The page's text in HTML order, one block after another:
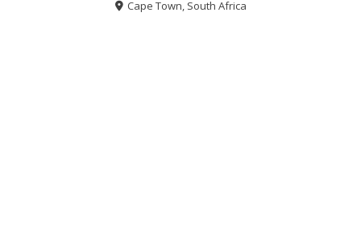
Cape Town, South Africa